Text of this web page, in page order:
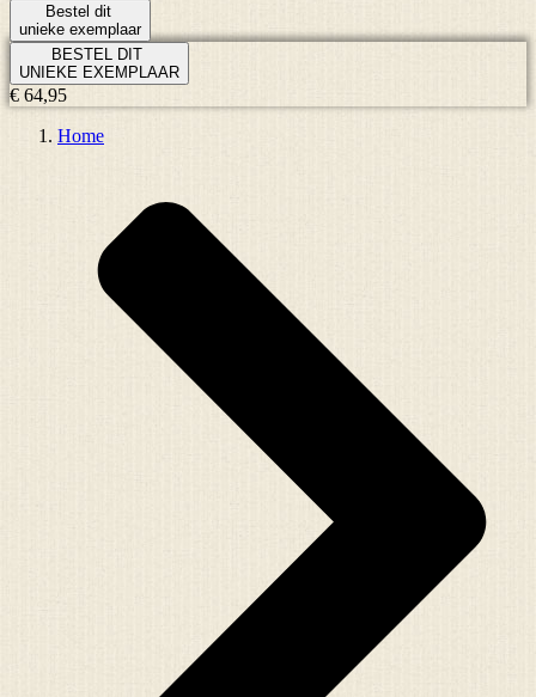
Bestel dit
unieke exemplaar
BESTEL DIT
UNIEKE EXEMPLAAR
€ 64,95
Home